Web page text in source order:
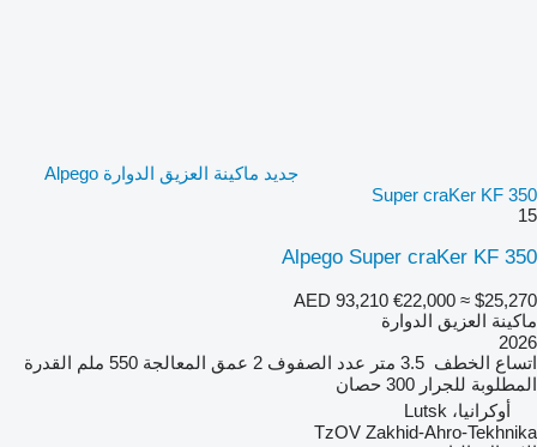
جديد ماكينة العزيق الدوارة Alpego
Super craKer KF 350
15
Alpego Super craKer KF 350
AED 93,210 €22,000 ≈ $25,270
ماكينة العزيق الدوارة
2026
اتساع الخطف 3.5 متر عدد الصفوف 2 عمق المعالجة 550 ملم
القدرة
المطلوبة للجرار 300 حصان
أوكرانيا، Lutsk
TzOV Zakhid-Ahro-Tekhnika